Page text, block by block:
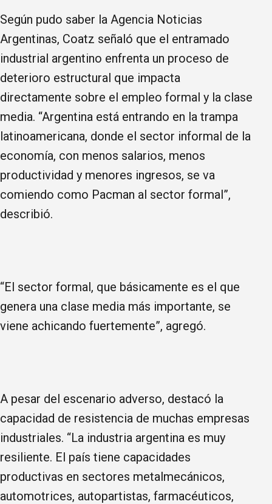
Según pudo saber la Agencia Noticias
Argentinas, Coatz señaló que el entramado
industrial argentino enfrenta un proceso de
deterioro estructural que impacta
directamente sobre el empleo formal y la clase
media. “Argentina está entrando en la trampa
latinoamericana, donde el sector informal de la
economía, con menos salarios, menos
productividad y menores ingresos, se va
comiendo como Pacman al sector formal”,
describió.
“El sector formal, que básicamente es el que
genera una clase media más importante, se
viene achicando fuertemente”, agregó.
A pesar del escenario adverso, destacó la
capacidad de resistencia de muchas empresas
industriales. “La industria argentina es muy
resiliente. El país tiene capacidades
productivas en sectores metalmecánicos,
automotrices, autopartistas, farmacéuticos,